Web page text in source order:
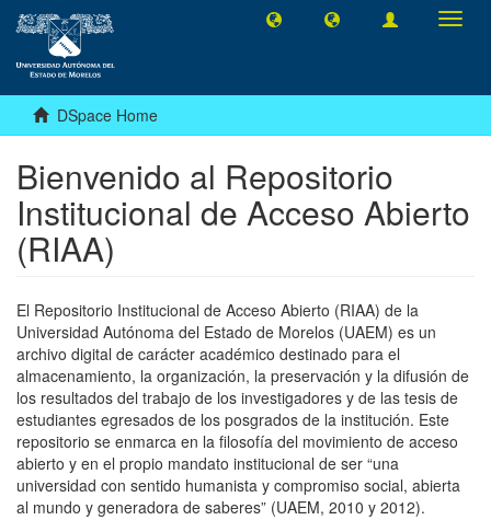
DSpace Home
Bienvenido al Repositorio
Institucional de Acceso Abierto
(RIAA)
El Repositorio Institucional de Acceso Abierto (RIAA) de la
Universidad Autónoma del Estado de Morelos (UAEM) es un
archivo digital de carácter académico destinado para el
almacenamiento, la organización, la preservación y la difusión de
los resultados del trabajo de los investigadores y de las tesis de
estudiantes egresados de los posgrados de la institución. Este
repositorio se enmarca en la filosofía del movimiento de acceso
abierto y en el propio mandato institucional de ser “una
universidad con sentido humanista y compromiso social, abierta
al mundo y generadora de saberes” (UAEM, 2010 y 2012).